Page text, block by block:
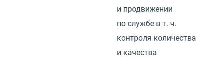
и продвижении
по службе в т. ч.
контроля количества
и качества